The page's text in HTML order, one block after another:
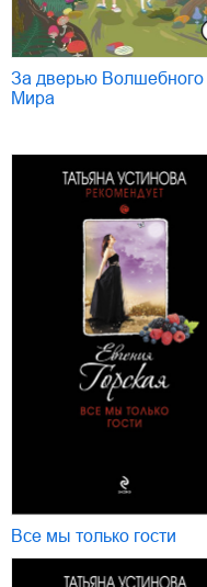
За дверью Волшебного
Мира
Все мы только гости